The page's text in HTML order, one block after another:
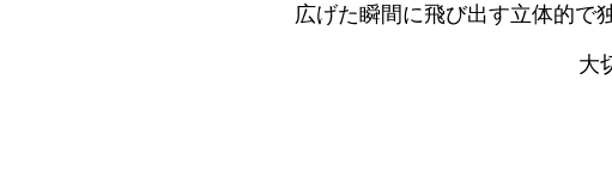
広げた瞬間に飛び出す立体的で
大